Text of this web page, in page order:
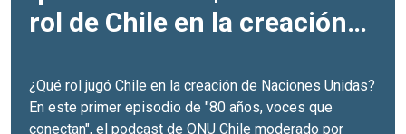
rol de Chile en la creación
¿Qué rol jugó Chile en la creación de Naciones Unidas?
En este primer episodio de "80 años, voces que
conectan", el podcast de ONU Chile moderado por